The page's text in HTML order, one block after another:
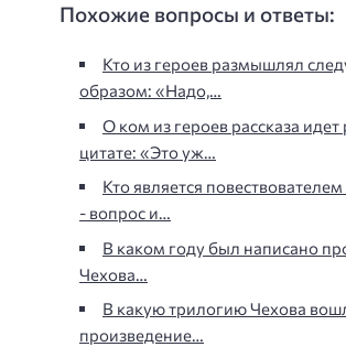
Похожие вопросы и ответы:
Кто из героев размышлял
образом: «Надо,…
О ком из героев рассказа идет
цитате: «Это уж…
Кто является повествователем
- вопрос и…
В каком году был написано
Чехова…
В какую трилогию Чехова
произведение…